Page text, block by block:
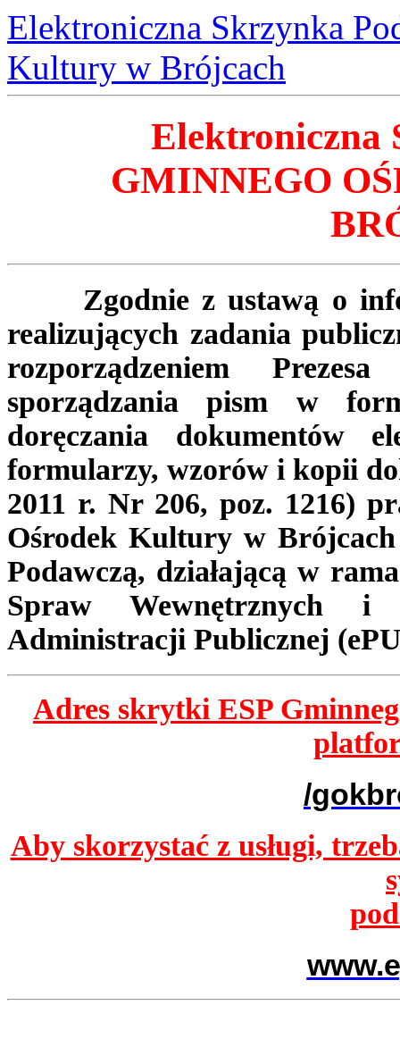
Elektroniczna Skrzynka
Kultury w Brójcach
Elektroniczna
GMINNEGO
Zgodnie z ustawą o
realizujących zadania
rozporządzeniem
sporządzania pism w
doręczania dokumentów
formularzy, wzorów i kopii
2011 r. Nr 206, poz. 1216)
Ośrodek Kultury w
Podawczą, działającą w
Spraw Wewnętrznych i
Administracji Publicznej
Adres skrytki ESP
/
Aby skorzystać z usługi,